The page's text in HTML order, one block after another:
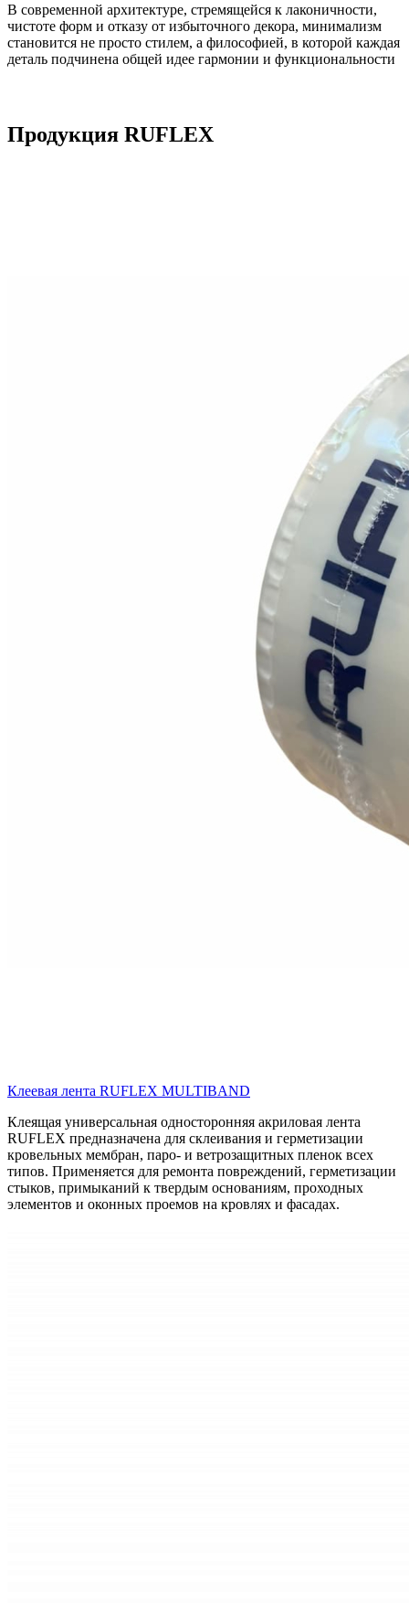
В современной архитектуре, стремящейся к лаконичности,
чистоте форм и отказу от избыточного декора, минимализм
становится не просто стилем, а философией, в которой каждая
деталь подчинена общей идее гармонии и функциональности
Продукция RUFLEX
Клеевая лента RUFLEX MULTIBAND
Клеящая универсальная односторонняя акриловая лента
RUFLEX предназначена для склеивания и герметизации
кровельных мембран, паро- и ветрозащитных пленок всех
типов. Применяется для ремонта повреждений, герметизации
стыков, примыканий к твердым основаниям, проходных
элементов и оконных проемов на кровлях и фасадах.